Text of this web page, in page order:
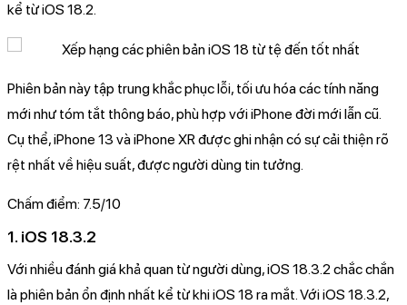
kể từ iOS 18.2.
Phiên bản này tập trung khắc phục lỗi, tối ưu hóa các tính năng
mới như tóm tắt thông báo, phù hợp với iPhone đời mới lẫn cũ.
Cụ thể, iPhone 13 và iPhone XR được ghi nhận có sự cải thiện rõ
rệt nhất về hiệu suất, được người dùng tin tưởng.
Chấm điểm: 7.5/10
1. iOS 18.3.2
Với nhiều đánh giá khả quan từ người dùng, iOS 18.3.2 chắc chắn
là phiên bản ổn định nhất kể từ khi iOS 18 ra mắt. Với iOS 18.3.2,